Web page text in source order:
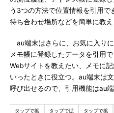
う3つの方法で位置情報を引用で
待ち合わせ場所などを簡単に教え
au端末はさらに、お気に入りに
メモ帳に登録したデータを引用
Webサイトを教えたい、メモに
いったときに役立つ。au端末は
呼び出せるので、引用機能はau